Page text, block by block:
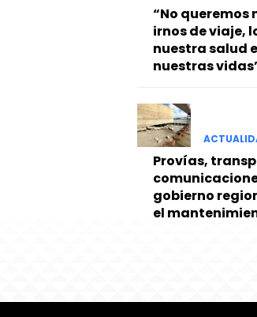
“No queremos
irnos de viaje,
nuestra salud
nuestras
Provías,
gobierno
el